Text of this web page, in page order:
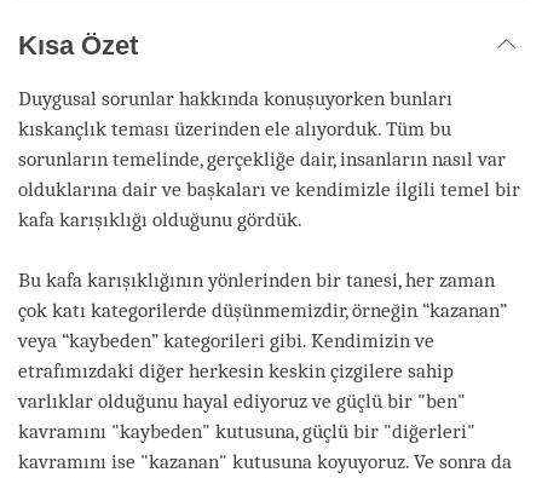
Kısa Özet
Duygusal sorunlar hakkında konuşuyorken bunları
kıskançlık teması üzerinden ele alıyorduk. Tüm bu
sorunların temelinde, gerçekliğe dair, insanların nasıl var
olduklarına dair ve başkaları ve kendimizle ilgili temel bir
kafa karışıklığı olduğunu gördük.
Bu kafa karışıklığının yönlerinden bir tanesi, her zaman
çok katı kategorilerde düşünmemizdir, örneğin “kazanan”
veya “kaybeden” kategorileri gibi. Kendimizin ve
etrafımızdaki diğer herkesin keskin çizgilere sahip
varlıklar olduğunu hayal ediyoruz ve güçlü bir "ben"
kavramını "kaybeden" kutusuna, güçlü bir "diğerleri"
kavramını ise "kazanan" kutusuna koyuyoruz. Ve sonra da